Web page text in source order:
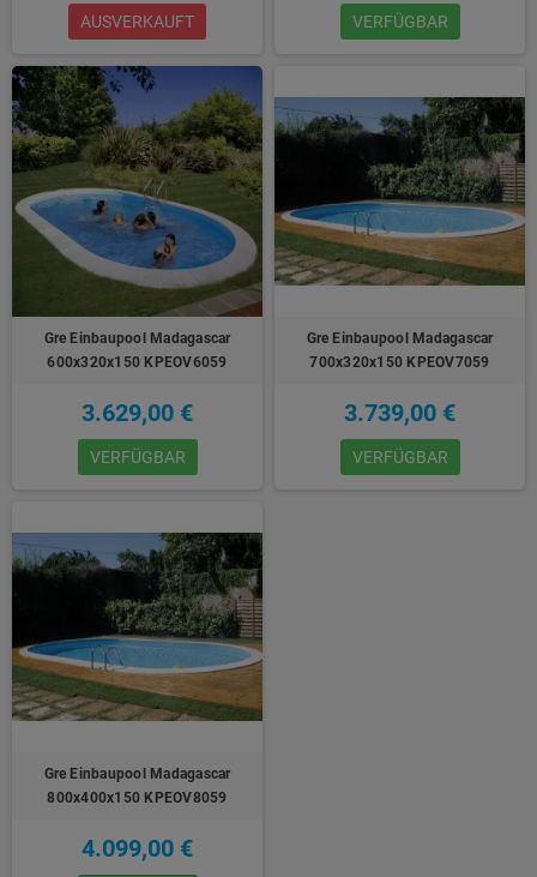
AUSVERKAUFT VERFÜGBAR
Gre Einbaupool Madagascar
600x320x150 KPEOV6059
3.629,00 €
VERFÜGBAR
Gre Einbaupool Madagascar
700x320x150 KPEOV7059
3.739,00 €
VERFÜGBAR
Gre Einbaupool Madagascar
800x400x150 KPEOV8059
4.099,00 €